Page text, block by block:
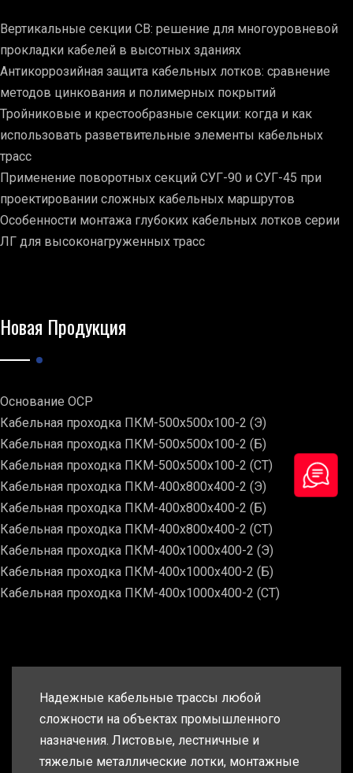
Вертикальные секции СВ: решение для многоуровневой
прокладки кабелей в высотных зданиях
Антикоррозийная защита кабельных лотков: сравнение
методов цинкования и полимерных покрытий
Тройниковые и крестообразные секции: когда и как
использовать разветвительные элементы кабельных
трасс
Применение поворотных секций СУГ-90 и СУГ-45 при
проектировании сложных кабельных маршрутов
Особенности монтажа глубоких кабельных лотков серии
ЛГ для высоконагруженных трасс
Новая Продукция
Основание ОСР
Кабельная проходка ПКМ-500х500х100-2 (Э)
Кабельная проходка ПКМ-500х500х100-2 (Б)
Кабельная проходка ПКМ-500х500х100-2 (СТ)
Кабельная проходка ПКМ-400х800х400-2 (Э)
Кабельная проходка ПКМ-400х800х400-2 (Б)
Кабельная проходка ПКМ-400х800х400-2 (СТ)
Кабельная проходка ПКМ-400х1000х400-2 (Э)
Кабельная проходка ПКМ-400х1000х400-2 (Б)
Кабельная проходка ПКМ-400х1000х400-2 (СТ)
Надежные кабельные трассы любой
сложности на объектах промышленного
назначения. Листовые, лестничные и
тяжелые металлические лотки, монтажные